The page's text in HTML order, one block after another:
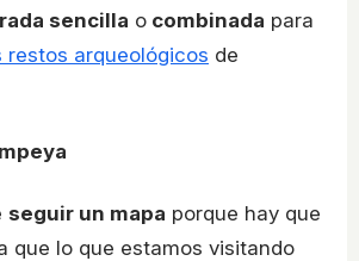
sencilla o combinada para
restos arqueológicos de
seguir un mapa porque hay que
que lo que estamos visitando